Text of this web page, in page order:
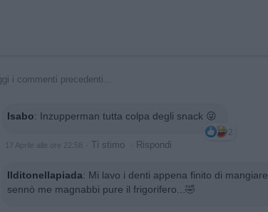
i commenti precedenti...
Isabo: Inzupperman tutta colpa degli snack 😜
2
17 Aprile alle ore 22:58 Ti stimo Rispondi
Ilditonellapiada: Mi lavo i denti appena finito di mangiare
sennò me magnabbi pure il frigorifero...🤣